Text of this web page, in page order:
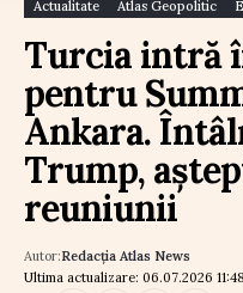
Actualitate Atlas Geopolitic
Turcia intră
pentru
Ankara.
Trump,
reuniunii
Ultima actualizare: 06.07.2026 11:48
Autor:Redacția Atlas News